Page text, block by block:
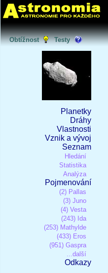
Obtížnost Testy
Planetky
Dráhy
Vlastnosti
Vznik a vývoj
Seznam
Hledání
Statistika
Analýza
Pojmenování
(2) Pallas
(3) Juno
(4) Vesta
(243) Ida
(253) Mathylde
(433) Eros
(951) Gaspra
...další
Odkazy